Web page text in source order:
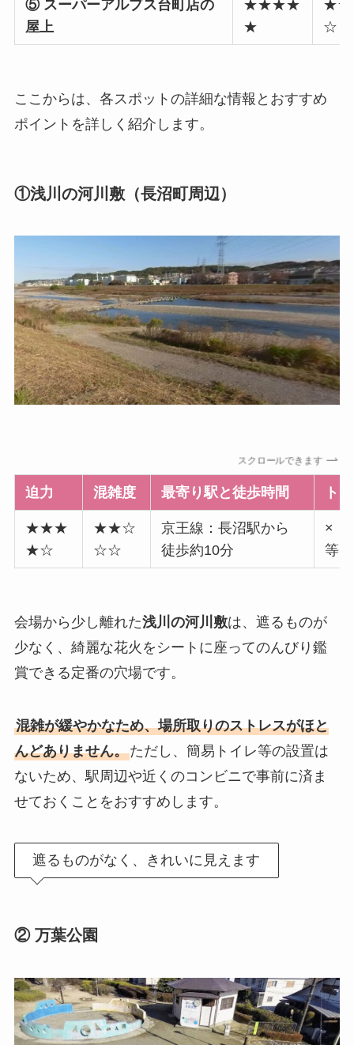
⑤ スーパーアルプス台町店の
屋上
★★★★
★
☆
ここからは、各スポットの詳細な情報とおすすめ
ポイントを詳しく紹介します。
①浅川の河川敷（長沼町周辺）
スクロールできます
迫力 混雑度 最寄り駅と徒歩時間 ト
★★★
★☆
★★☆
☆☆
京王線：長沼駅から
徒歩約10分
×（
等
会場から少し離れた浅川の河川敷は、遮るものが
少なく、綺麗な花火をシートに座ってのんびり鑑
賞できる定番の穴場です。
混雑が緩やかなため、場所取りのストレスがほと
んどありません。ただし、簡易トイレ等の設置は
ないため、駅周辺や近くのコンビニで事前に済ま
せておくことをおすすめします。
遮るものがなく、きれいに見えます
② 万葉公園